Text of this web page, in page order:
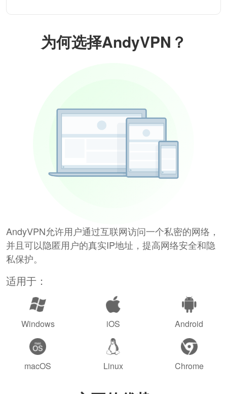
为何选择AndyVPN？
AndyVPN允许用户通过互联网访问一个私密的网络，
并且可以隐匿用户的真实IP地址，提高网络安全和隐
私保护。
适用于：
Windows iOS Android
macOS Linux Chrome